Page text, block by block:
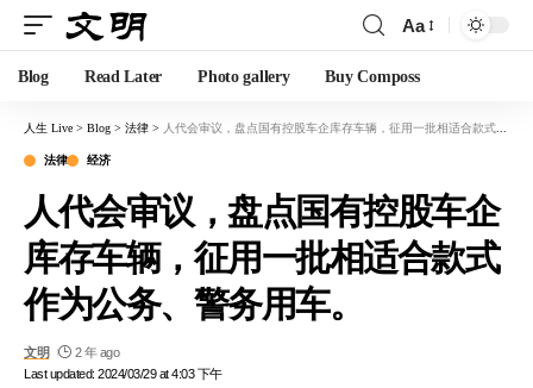
Aa
Blog Read Later Photo gallery Buy Composs
人生 Live > Blog > 法律 > 人代会审议，盘点国有控股车企库存车辆，征用一批相适合款式作为公务、警务用车。
法律 经济
人代会审议，盘点国有控股车企
库存车辆，征用一批相适合款式
作为公务、警务用车。
Last updated: 2024/03/29 at 4:03 下午
文明 2 年 ago